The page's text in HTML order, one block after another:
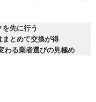
先に行う
とめて交換が得
わる業者選びの見極め